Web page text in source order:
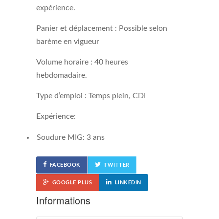
expérience.
Panier et déplacement : Possible selon
barème en vigueur
Volume horaire : 40 heures
hebdomadaire.
Type d’emploi : Temps plein, CDI
Expérience:
Soudure MIG: 3 ans
FACEBOOK TWITTER
GOOGLE PLUS LINKEDIN
Informations